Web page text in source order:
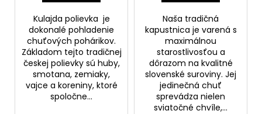
Kulajda polievka je
dokonalé pohladenie
chuťových pohárikov.
Základom tejto tradičnej
českej polievky sú huby,
smotana, zemiaky,
vajce a koreniny, ktoré
spoločne...
Naša tradičná
kapustnica je varená s
maximálnou
starostlivosťou a
dôrazom na kvalitné
slovenské suroviny. Jej
jedinečná chuť
sprevádza nielen
sviatočné chvíle,...